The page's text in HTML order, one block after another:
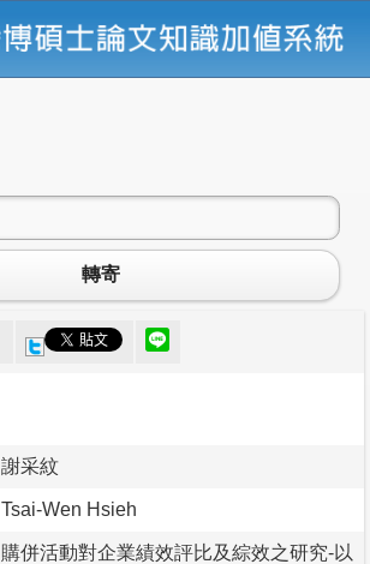
轉寄
謝采紋
Tsai-Wen Hsieh
購併活動對企業績效評比及綜效之研究-以